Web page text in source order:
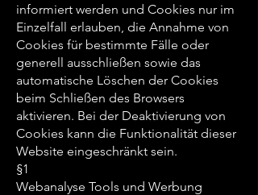
informiert werden und Cookies nur im
Einzelfall erlauben, die Annahme von
Cookies für bestimmte Fälle oder
generell ausschließen sowie das
automatische Löschen der Cookies
beim Schließen des Browsers
aktivieren. Bei der Deaktivierung von
Cookies kann die Funktionalität dieser
Website eingeschränkt sein.
§1
Webanalyse Tools und Werbung